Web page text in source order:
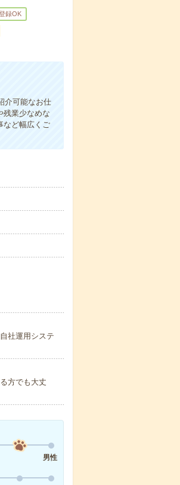
録OK
介可能なお仕
残業少なめな
など幅広くご
社運用システ
方でも大丈
男性